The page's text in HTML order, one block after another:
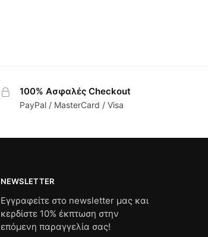
100% Ασφαλές Checkout
PayPal / MasterCard / Visa
NEWSLETTER
Εγγραφείτε στο newsletter μας και
κερδίστε 10% έκπτωση στην
επόμενη παραγγελία σας!